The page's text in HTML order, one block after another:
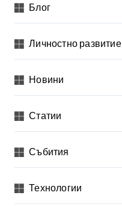
Блог
Личностно развитие
Новини
Статии
Събития
Технологии